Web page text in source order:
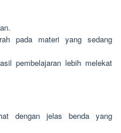
pada materi yang sedang
pembelajaran lebih melekat
dengan jelas benda yang